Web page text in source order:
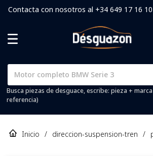
Contacta con nosotros al +34 649 17 16 10
Busca piezas de desguace, escribe: pieza +
referencia)
Inicio / direccion-suspension-tren /